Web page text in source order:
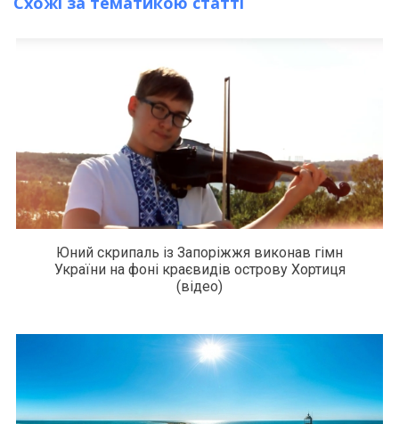
Юний скрипаль із Запоріжжя виконав гімн
України на фоні краєвидів острову Хортиця
(відео)